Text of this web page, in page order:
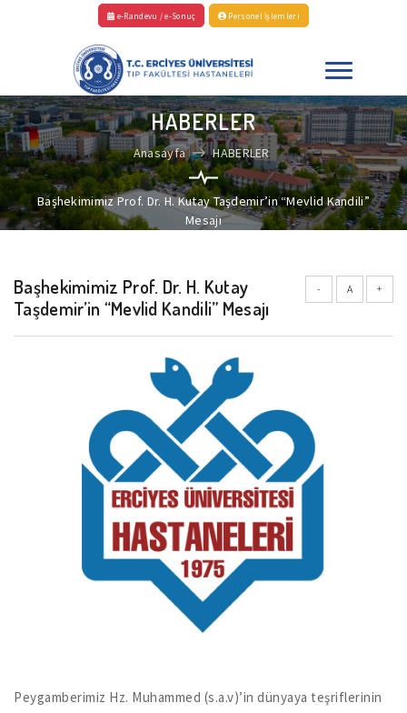
e-Randevu / e-Sonuç Personel İşlemleri
HABERLER
Anasayfa HABERLER
Başhekimimiz Prof. Dr. H. Kutay Taşdemir’in “Mevlid Kandili”
Mesajı
- A +
Başhekimimiz Prof. Dr. H. Kutay
Taşdemir’in “Mevlid Kandili” Mesajı
Peygamberimiz Hz. Muhammed (s.a.v)’in dünyaya teşriflerinin